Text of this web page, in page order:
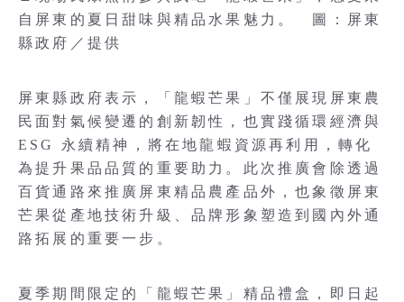
自屏東的夏日甜味與精品水果魅力。 圖：屏東
縣政府／提供
屏東縣政府表示，「龍蝦芒果」不僅展現屏東農
民面對氣候變遷的創新韌性，也實踐循環經濟與
ESG 永續精神，將在地龍蝦資源再利用，轉化
為提升果品品質的重要助力。此次推廣會除透過
百貨通路來推廣屏東精品農產品外，也象徵屏東
芒果從產地技術升級、品牌形象塑造到國內外通
路拓展的重要一步。
夏季期間限定的「龍蝦芒果」精品禮盒，即日起